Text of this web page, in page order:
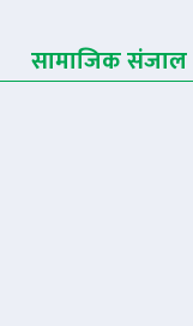
सामाजिक संजाल